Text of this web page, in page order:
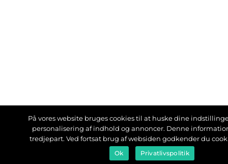
På vores website bruges cookies til at huske dine
personalisering af indhold og annoncer. Denne
tredjepart. Ved fortsat brug af websiden godkender du
Ok Privatlivspolitik